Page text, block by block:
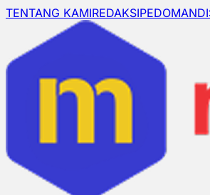
TENTANG KAMIREDAKSIPEDOMAN